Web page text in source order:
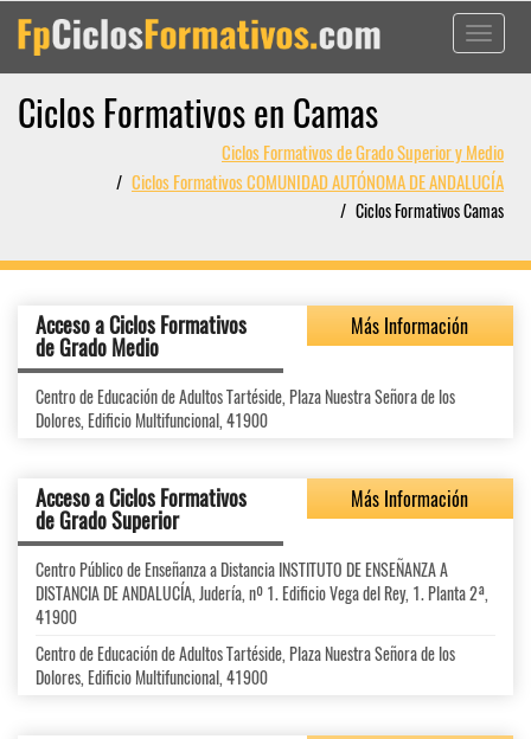
Toggle
Ciclos Formativos en Camas
Ciclos Formativos de Grado Superior y Medio
Ciclos Formativos COMUNIDAD AUTÓNOMA DE ANDALUCÍA
Ciclos Formativos Camas
Acceso a Ciclos Formativos
de Grado Medio
Más Información
Centro de Educación de Adultos Tartéside, Plaza Nuestra Señora de los
Dolores, Edificio Multifuncional, 41900
Acceso a Ciclos Formativos
de Grado Superior
Más Información
Centro Público de Enseñanza a Distancia INSTITUTO DE ENSEÑANZA A
DISTANCIA DE ANDALUCÍA, Judería, nº 1. Edificio Vega del Rey, 1. Planta 2ª,
41900
Centro de Educación de Adultos Tartéside, Plaza Nuestra Señora de los
Dolores, Edificio Multifuncional, 41900